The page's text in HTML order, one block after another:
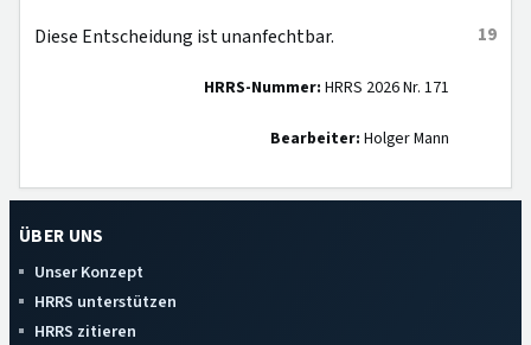
19
Diese Entscheidung ist unanfechtbar.
HRRS-Nummer: HRRS 2026 Nr. 171
Bearbeiter: Holger Mann
ÜBER UNS
Unser Konzept
HRRS unterstützen
HRRS zitieren